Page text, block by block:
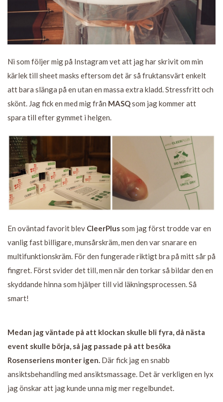
Ni som följer mig på Instagram vet att jag har skrivit om min
kärlek till sheet masks eftersom det är så fruktansvärt enkelt
att bara slänga på en utan en massa extra kladd. Stressfritt och
skönt. Jag fick en med mig från MASQsom jag kommer att
spara till efter gymmet i helgen.
En oväntad favorit blev CleerPlussom jag först trodde var en
vanlig fast billigare, munsårskräm, men den var snarare en
multifunktionskräm. För den fungerade riktigt bra på mitt sår på
fingret. Först svider det till, men när den torkar så bildar den en
skyddande hinna som hjälper till vid läkningsprocessen. Så
smart!
Medan jag väntade på att klockan skulle bli fyra, då nästa
event skulle börja, så jag passade på att besöka
Rosenseriens monter igen. Där fick jag en snabb
ansiktsbehandling med ansiktsmassage. Det är verkligen en lyx
jag önskar att jag kunde unna mig mer regelbundet.